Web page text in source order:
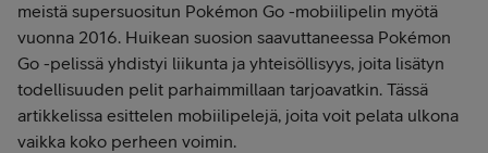
meistä supersuositun Pokémon Go -mobiilipelin myötä
vuonna 2016. Huikean suosion saavuttaneessa Pokémon
Go -pelissä yhdistyi liikunta ja yhteisöllisyys, joita lisätyn
todellisuuden pelit parhaimmillaan tarjoavatkin. Tässä
artikkelissa esittelen mobiilipelejä, joita voit pelata ulkona
vaikka koko perheen voimin.